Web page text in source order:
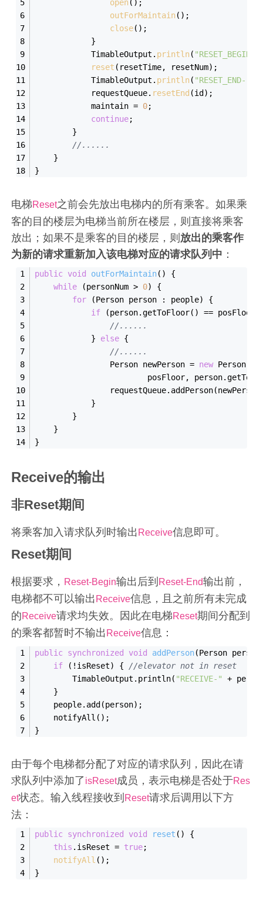
open();
outForMaintain();
close();
            }
            TimableOutput.
println( "RESET_BEGIN-"
reset (resetTime, resetNum);
            TimableOutput.
println( "RESET_END-"
            requestQueue.
resetEnd (id);
            maintain =
0;
continue;
        }
//......
    }
}
电梯Reset之前会先放出电梯内的所有乘客。如果乘
客的目的楼层为电梯当前所在楼层，则直接将乘客
放出；如果不是乘客的目的楼层，则 放出的乘客作
为新的请求重新加入该电梯对应的请求队列中 ：
public void outForMaintain()
{
while (personNum > 0) {
for (Person person : people) {
if (person.getToFloor() ==
//......
            }
else {
//......
                Person newPerson =
new Person(
                        posFloor, person.get
                requestQueue.add
Person(newPerson
            }
        }
    }
}
Receive的输出
非Reset期间
将乘客加入请求队列时输出 Receive信息即可。
Reset期间
根据要求， Reset-Begin输出后到 Reset-End输出前，
电梯都不可以输出 Receive信息，且之前所有未完成
的Receive请求均失效。因此在电梯Reset期间分配到
的乘客都暂时不输出 Receive信息：
public synchronized void addPerson(Person person
if (!isReset) { //elevator not in reset
TimableOutput . println( "RECEIVE-"
+
    }
    people.add(person);
    notify
All() ;
}
由于每个电梯都分配了对应的请求队列，因此在请
求队列中添加了isReset成员，表示电梯是否处于Res
et状态。输入线程接收到 Reset请求后调用以下方
法：
public synchronized void reset ()
{
this .isReset = true;
notifyAll ();
}